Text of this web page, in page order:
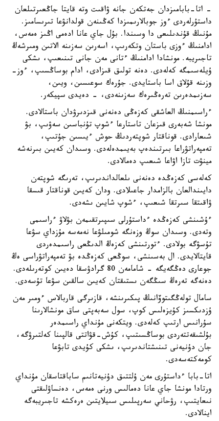
- اتا-بابامىزدان جەتكەن جانە ۋاقىت وتە قايتا جاڭعىرتىلعان
داستۇرلەردى ءوز جوبالارىمىزدا كەڭىنەن قولدانۋعا تىرىسامىز.
مۇنىڭ قۇندىلىعى دا وسىندا. بۇل جاي عانا ادەمى اڭىز ەمەس،
ادامنىڭ ءوزى باستان وتكەرىپ، اسەرىن سەزىنە الاتىن ومىرشەڭ
تاجىريبە. مونشادا ادامنىڭ ءتانى مەن جانى تىنىعىپ، ىشكى
ۇيلەسىمگە كەلەدى. دەنە تولىق قىزادى، ادام بوساڭسىپ، ءوز-
وزىنە قۇلاق اسا باستايدى. جۇرەك سوعىسىن، ويىن،
سەزىمدەرىن تەرەڭىرەك سەزىنەدى، - دەيدى سپيكەر.
ءراسىمنىڭ العاشقى كەزەڭى دەنەنى قىزدىرۋدان باستالادى.
مونشا شەبەرى قىزعان تاستارعا ءشوپ تۇنباسىن سەۋىپ، بۋ
شىعارادى. قوناقتار شوپتەردىڭ حوش ءيىسىن جۇتىپ،
تەمپەراتۋراعا بىرتىندەپ بەيىمدەلەدى. وسىدان كەيىن بىرنەشە
مينۋت تازا اۋاعا شىعىپ دەمالادى.
كەلەسى كەزەڭدە دەنەنى ىلعالداندىرىپ، تەرىگە شوپتەن
دايىندالعان بالزامدار جاعىلادى. ودان كەيىن قوناقتار قىسقا
ۋاقىتقا سىرتقا شىعىپ، ءشوپ شايىن ىشەدى.
ءۇشىنشى كەزەڭدە ءداستۇرلى سىپىرتقىمەن بۋلاۋ ءراسىمى
وتەدى. وسىدان سوڭ وزەنگە شومىلۋعا نەمەسە مۇزداي سۋعا
تۇسۋگە بولادى. ءتورتىنشى كەزەڭ الدىڭعى راسىمدەردى
قايتالايدى. ال بەسىنشى، سوڭعى كەزەڭدە بۋ تەمپەراتۋراسى ەڭ
جوعارى دەڭگەيگە - شامامەن 80 گرادۋسقا دەيىن كوتەرىلەدى.
دەنەگە تەرەڭ سىڭگەن ىستىقتان كەيىن سالقىن سۋعا تۇسەدى.
سامال تولەڭگىتوۆانىڭ پىكىرىنشە، قازىرگى قاربالاس ءومىر مەن
ۇزدىكسىز كۇيزەلىس كوپ، سول سەبەپتى ساق مونشالارىنا
سۇرانىس ارتىپ كەلەدى. ويتكەنى مۇنداي راسىمدەر
بۇلشىقەتتەردى بوساڭسىتىپ، كۇش-قۋاتتى قالپىنا كەلتىرۋگە،
جان دۇنيەنى تىنىشتاندىرىپ، ىشكى كۇيدى تابۋعا
كومەكتەسەدى.
اتا-بابا ءداستۇرى مەن ۇلتتىق دۇنيەتانىم ساباقتاسقان مۇنداي
ورتادا مونشا جاي عانا دەمالىس ورنى ەمەس، دەنساۋلىقتى
نىعايتىپ، رۋحاني سەرپىلىس سىيلايتىن ەرەكشە تاجىريبەگە
اينالادى.